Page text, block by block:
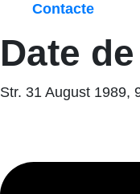
Contacte
Date
Str. 31 August 1989,